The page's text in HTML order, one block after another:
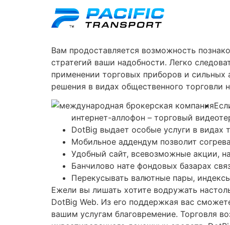
Вам продоставляется возможность
стратегий ваши надобности. Легко
применении торговых приборов и сильных
решения в видах общественного торговли
интернет-аллофон – торговый
DotBig выдает особые услуги в видах
Мобильное аддендум позволит
Удобный сайт, всевозможные акции,
Банчилово нате фондовых базарах
Перекусывать валютные пары,
Ежели вы лишать хотите водружать
DotBig Web. Из его поддержкая вас
вашим услугам благовремение. Торговля